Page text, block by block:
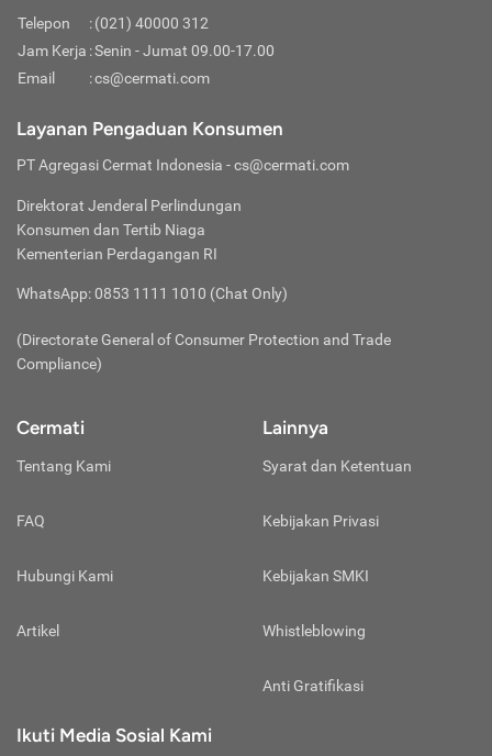
Beberapa Partner Asuransi menyediakan aplikasi atau
platform digital untuk mempermudah proses klaim. Jika
tersedia, gunakan aplikasi ini untuk mengunggah
dokumen dan melacak status klaim Anda dengan lebih
atau sulit ditemukan sehingga membutuhkan waktu
lebih lama untuk memperoleh komponen tersebut.
pembayaran klaim ke rekening tertanggung akan
dilakukan paling cepat 5 - 14 hari kerja setelah dokumen
lengkap diterima oleh Partner Asuransi.
Telepon :(021) 40000 312
Jam Kerja :Senin - Jumat 09.00-17.00
Email
:cs@cermati.com
Layanan Pengaduan Konsumen
PT Agregasi Cermat Indonesia - cs@cermati.com
Direktorat Jenderal Perlindungan
Konsumen dan Tertib Niaga
Kementerian Perdagangan RI
WhatsApp: 0853 1111 1010 (Chat Only)
(Directorate General of Consumer Protection and Trade
Compliance)
Cermati
Tentang Kami
FAQ
Hubungi Kami
Artikel
Lainnya
Syarat dan Ketentuan
Kebijakan Privasi
Kebijakan SMKI
Whistleblowing
Anti Gratifikasi
Ikuti Media Sosial Kami